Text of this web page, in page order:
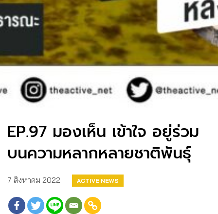
EP.97 มองเห็น เข้าใจ อยู่ร่วม
บนความหลากหลายชาติพันธุ์
7 สิงหาคม 2022 ACTIVE NEWS